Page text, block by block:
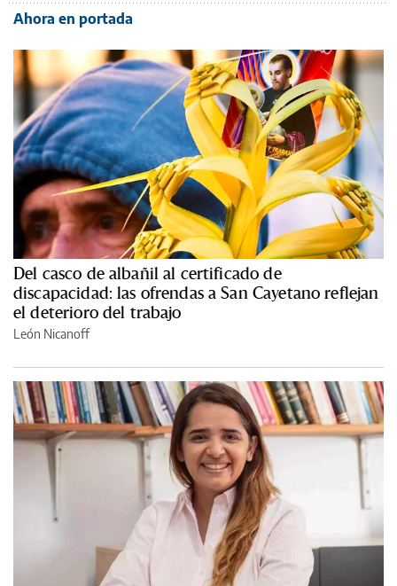
Ahora en portada
Del casco de albañil al certificado de
discapacidad: las ofrendas a San Cayetano reflejan
el deterioro del trabajo
León Nicanoff